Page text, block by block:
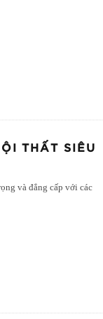
THẤT SIÊU
và đẳng cấp với các